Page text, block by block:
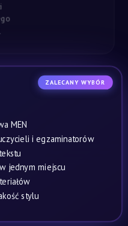
ZALECANY WYBÓR
MEN
i egzaminatorów
jednym miejscu
stylu